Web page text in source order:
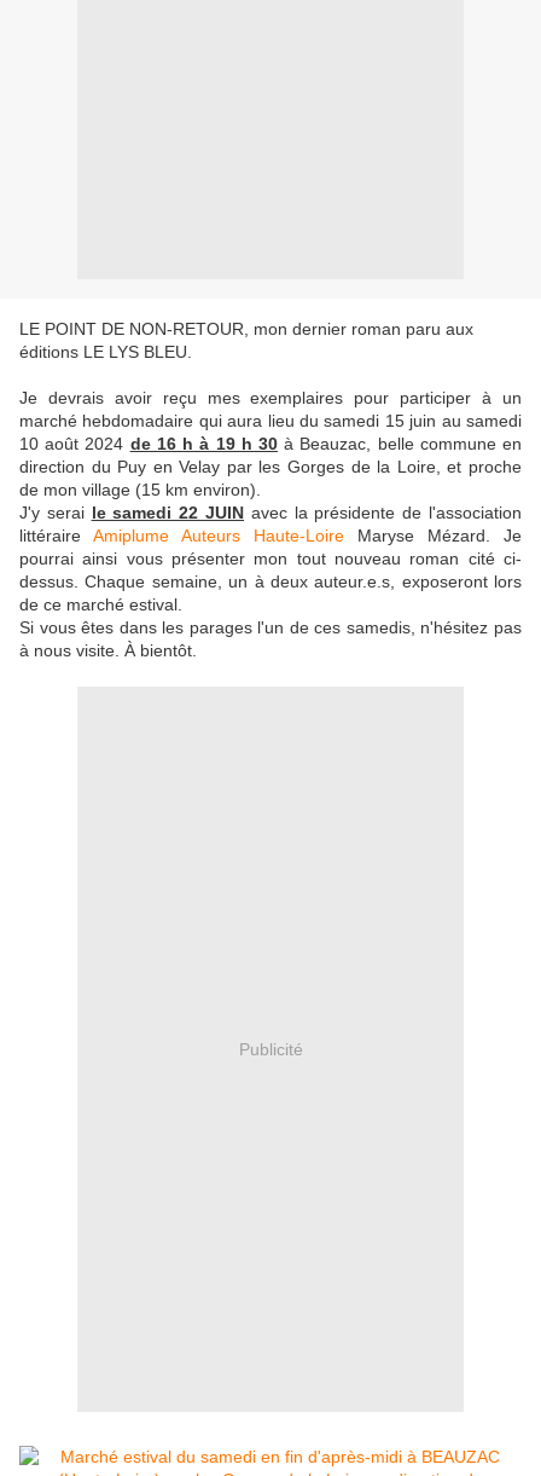
LE POINT DE NON-RETOUR, mon dernier roman paru aux
éditions LE LYS BLEU.
Je devrais avoir reçu mes exemplaires pour participer à un
marché hebdomadaire qui aura lieu du samedi 15 juin au samedi
10 août 2024 de 16 h à 19 h 30à Beauzac, belle commune en
direction du Puy en Velay par les Gorges de la Loire, et proche
de mon village (15 km environ).
J'y serai le samedi 22 JUIN avec la présidente de l'association
littéraire Amiplume Auteurs Haute-Loire Maryse Mézard. Je
pourrai ainsi vous présenter mon tout nouveau roman cité ci-
dessus. Chaque semaine, un à deux auteur.e.s, exposeront lors
de ce marché estival.
Si vous êtes dans les parages l'un de ces samedis, n'hésitez pas
à nous visite. À bientôt.
Publicité